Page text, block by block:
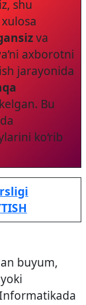
shu
va
axborotni
jarayonida
Bu
ko‘rib
buyum,